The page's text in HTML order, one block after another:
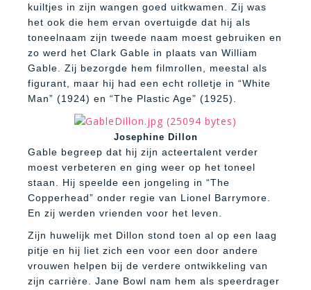
kuiltjes in zijn wangen goed uitkwamen. Zij was
het ook die hem ervan overtuigde dat hij als
toneelnaam zijn tweede naam moest gebruiken en
zo werd het Clark Gable in plaats van William
Gable. Zij bezorgde hem filmrollen, meestal als
figurant, maar hij had een echt rolletje in “White
Man” (1924) en “The Plastic Age” (1925).
Josephine Dillon
Gable begreep dat hij zijn acteertalent verder
moest verbeteren en ging weer op het toneel
staan. Hij speelde een jongeling in “The
Copperhead” onder regie van Lionel Barrymore.
En zij werden vrienden voor het leven.
Zijn huwelijk met Dillon stond toen al op een laag
pitje en hij liet zich een voor een door andere
vrouwen helpen bij de verdere ontwikkeling van
zijn carrière. Jane Bowl nam hem als speerdrager